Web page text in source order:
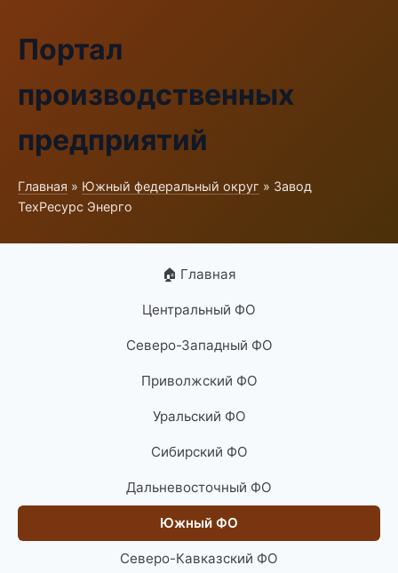
Портал
производственных
предприятий
Главная » Южный федеральный округ » Завод
ТехРесурс Энерго
🏠 Главная
Центральный ФО
Северо-Западный ФО
Приволжский ФО
Уральский ФО
Сибирский ФО
Дальневосточный ФО
Южный ФО
Северо-Кавказский ФО